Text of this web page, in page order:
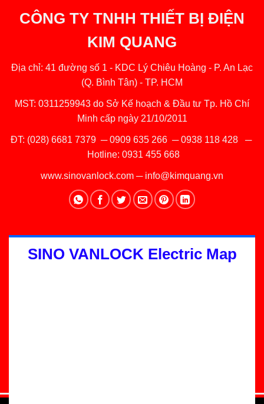
CÔNG TY TNHH THIẾT BỊ ĐIỆN
KIM QUANG
Địa chỉ: 41 đường số 1 - KDC Lý Chiêu Hoàng - P. An Lạc
(Q. Bình Tân) - TP. HCM
MST: 0311259943 do Sở Kế hoạch & Đầu tư Tp. Hồ Chí
Minh cấp ngày 21/10/2011
ĐT: (028) 6681 7379 ─0909 635 266─0938 118 428─
Hotline: 0931 455 668
www.sinovanlock.com ─ info@kimquang.vn
SINO VANLOCK Electric Map